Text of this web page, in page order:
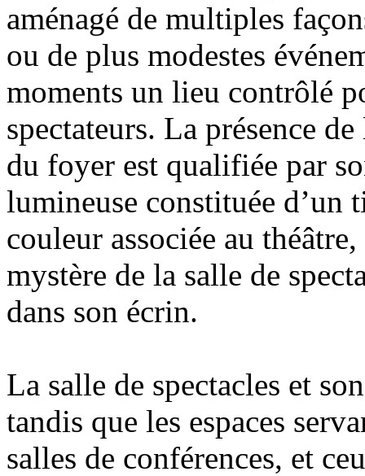
aménagé de multiples
ou de plus modestes
moments un lieu contrôlé
spectateurs. La présence
du foyer est qualifiée par
lumineuse constituée d’un
couleur associée au
mystère de la salle de
dans son écrin.
La salle de spectacles et
tandis que les espaces
salles de conférences, et